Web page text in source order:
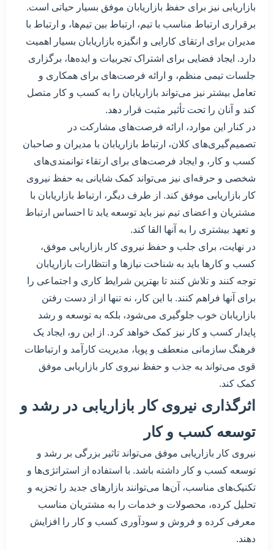
بازاریابی نیز برای حفظ بازاریابان موفق بسیار حیاتی است.
برقراری ارتباط مناسب با تیم، ارتباط بین تیم‌ها، و ارتباط با
مدیران برای ارتقای کارایی و انگیزه بازاریابان بسیار اهمیت
دارد. ایجاد فضایی برای اشتراک تجربیات و ایده‌ها، برگزاری
جلسات تیمی منظم، و ارائه فرصت‌های برای همکاری و
تعامل بیشتر نیز می‌تواند بازاریابان را به کسب و کار متصل
کند و آنان را تحت تأثیر مثبت قرار دهد.
در کنار این موارد، ارائه فرصت‌های مشارکت در
تصمیم‌گیری‌های کلان، ارتباط بازاریابان با مدیران و صاحبان
کسب و کار، و ایجاد فرصت‌های برای ارتقاء توانمندی‌های
شخصی و حرفه‌ای نیز می‌تواند کمک شایانی به حفظ نیروی
کار بازاریابی موفق کند. از طرف دیگر، ارتباط بازاریابان با
مشتریان و اعضای تیم نیز باید توسعه یابد تا احساس ارتباط
و تعهد بیشتری را به آنها القا کند.
در نهایت، برای جلب و حفظ نیروی کار بازاریابی موفق،
کسب و کارها باید به شناخت نیازها و انتظارات بازاریابان
توجه کنند و تلاش کنند تا بهترین شرایط کاری و اجتماعی را
برای آنها فراهم کنند. با این کار، نه تنها از از دست رفتن
بازاریابان خوب جلوگیری می‌شود، بلکه به توسعه و رشد
پایدار کسب و کار نیز کمک خواهد کرد. از این رو، ایجاد یک
فرهنگ سازمانی منعطف و پویا، مدیریت کارآمد و ارتباطات
قوی می‌تواند به جذب و حفظ نیروی کار بازاریابی موفق
کمک کند.
اثرگذاری نیروی کار بازاریابی در رشد و
توسعه کسب و کار
نیروی کار بازاریابی موفق می‌تواند تاثیر بزرگی بر رشد و
توسعه کسب و کار داشته باشد. با استفاده از استراتژی‌ها و
تکنیک‌های مناسب، آن‌ها می‌توانند بازارهای جدید را تجزیه و
تحلیل کرده، محصولات و خدمات را به مشتریان مناسب
معرفی کرده و فروش و سودآوری کسب و کار را افزایش
دهند.